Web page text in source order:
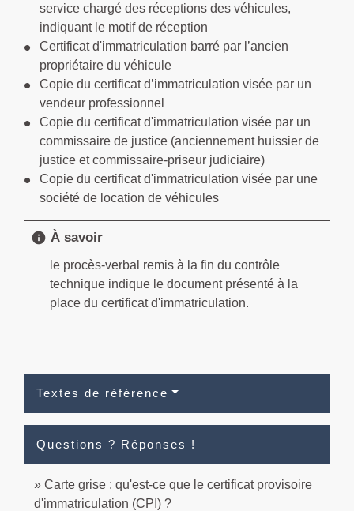
service chargé des réceptions des véhicules,
indiquant le motif de réception
Certificat d'immatriculation barré par l’ancien
propriétaire du véhicule
Copie du certificat d’immatriculation visée par un
vendeur professionnel
Copie du certificat d'immatriculation visée par un
commissaire de justice (anciennement huissier de
justice et commissaire-priseur judiciaire)
Copie du certificat d'immatriculation visée par une
société de location de véhicules
info À savoir
le procès-verbal remis à la fin du contrôle
technique indique le document présenté à la
place du certificat d'immatriculation.
Textes de référence
Questions ? Réponses !
Carte grise : qu'est-ce que le certificat provisoire
d'immatriculation (CPI) ?